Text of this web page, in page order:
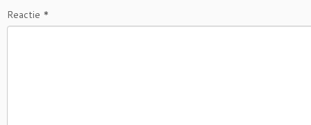
Reactie *